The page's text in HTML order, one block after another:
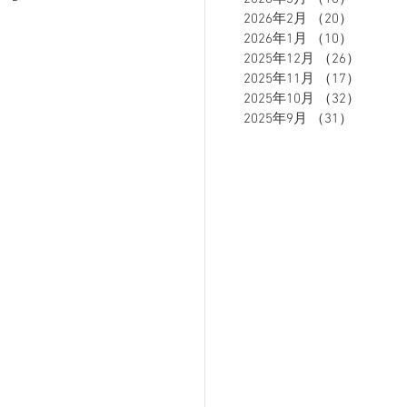
2026年2月
（20）
2026年1月
（10）
2025年12月
（26）
2025年11月
（17）
2025年10月
（32）
2025年9月
（31）